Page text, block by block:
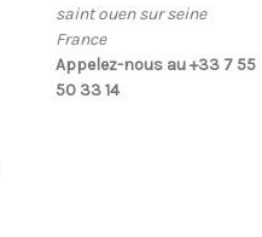
saint ouen sur seine
France
Appelez-nous au +33 7 55
50 33 14